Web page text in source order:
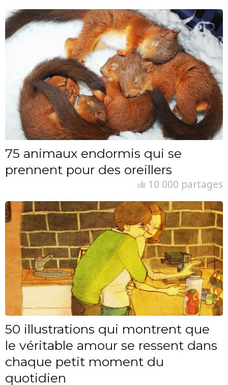
75 animaux endormis qui se
prennent pour des oreillers
10 000 partages
50 illustrations qui montrent que
le véritable amour se ressent dans
chaque petit moment du
quotidien